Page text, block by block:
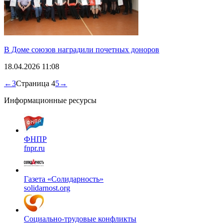
В Доме союзов наградили почетных доноров
18.04.2026 11:08
←3Страница 45→
Информационные ресурсы
ФНПР
fnpr.ru
Газета «Солидарность»
solidarnost.org
Социально-трудовые конфликты